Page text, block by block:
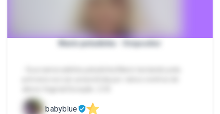
Marin peludinha - Ovipositor
babyblue